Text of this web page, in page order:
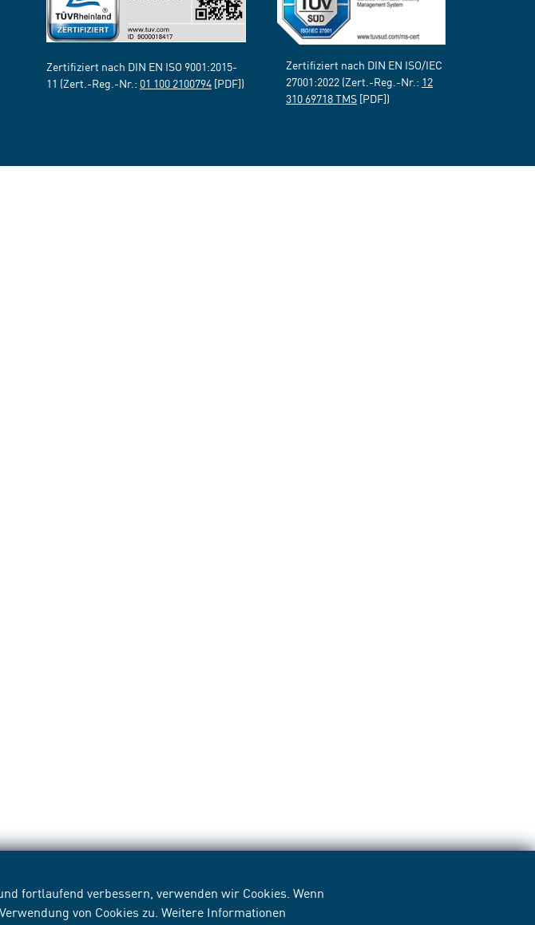
fortlaufend verbessern, verwenden wir Cookies. Wenn
von Cookies zu. Weitere Informationen
Zertifiziert nach DIN EN ISO 9001:2015-
11 (Zert.-Reg.-Nr.: 01 100 2100794 [PDF])
Zertifiziert nach DIN EN ISO/IEC
27001:2022 (Zert.-Reg.-Nr.: 12
310 69718 TMS [PDF])